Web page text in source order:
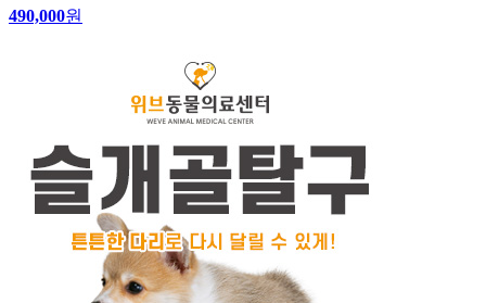
490,000원